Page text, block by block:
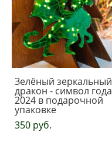
Зелёный зеркальный
дракон - символ года
2024 в подарочной
упаковке
350 pуб.